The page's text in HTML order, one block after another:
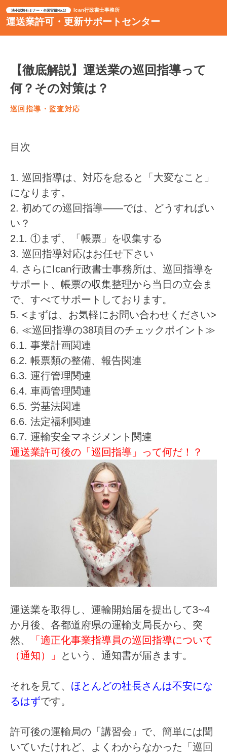
法令試験セミナー・全国実績No.1! Ican行政書士事務所
運送業許可・更新サポートセンター
【徹底解説】運送業の巡回指導って
何？その対策は？
巡回指導・監査対応
目次
1. 巡回指導は、対応を怠ると「大変なこと」
になります。
2. 初めての巡回指導――では、どうすればい
い？
2.1. ①まず、「帳票」を収集する
3. 巡回指導対応はお任せ下さい
4. さらにIcan行政書士事務所は、巡回指導を
サポート、帳票の収集整理から当日の立会ま
で、すべてサポートしております。
5. <まずは、お気軽にお問い合わせください>
6. ≪巡回指導の38項目のチェックポイント≫
6.1. 事業計画関連
6.2. 帳票類の整備、報告関連
6.3. 運行管理関連
6.4. 車両管理関連
6.5. 労基法関連
6.6. 法定福利関連
6.7. 運輸安全マネジメント関連
運送業許可後の「巡回指導」って何だ！？
運送業を取得し、運輸開始届を提出して3~4
か月後、各都道府県の運輸支局長から、突
然、
「適正化事業指導員の巡回指導について
（通知）」
という、通知書が届きます。
それを見て、 ほとんどの社長さんは不安にな
るはずです。
許可後の運輸局の「講習会」で、簡単には聞
いていたけれど、よくわからなかった「巡回